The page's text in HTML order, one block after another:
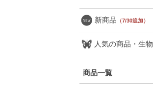
新商品 （7/30追加）
人気の商品・生物
商品一覧